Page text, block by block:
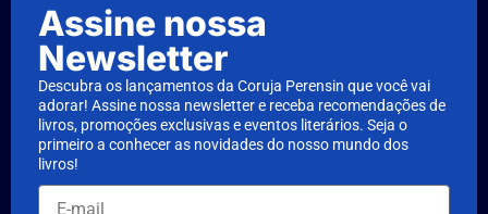
Assine nossa
Newsletter
Descubra os lançamentos da Coruja Perensin que você vai
adorar! Assine nossa newsletter e receba recomendações de
livros, promoções exclusivas e eventos literários. Seja o
primeiro a conhecer as novidades do nosso mundo dos
livros!